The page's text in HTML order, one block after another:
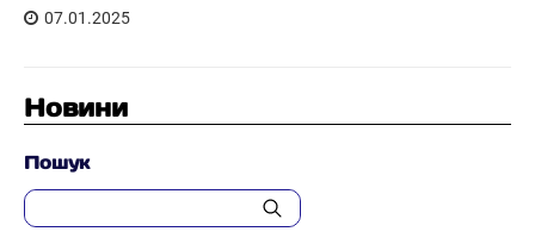
07.01.2025
Новини
Пошук